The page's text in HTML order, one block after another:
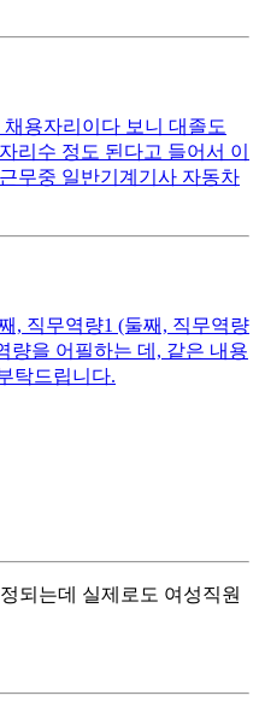
용자리이다 보니 대졸도
리수 정도 된다고 들어서 이
무중 일반기계기사 자동차
, 직무역량1 (둘째, 직무역량
량을 어필하는 데, 같은 내용
탁드립니다.
되는데 실제로도 여성직원